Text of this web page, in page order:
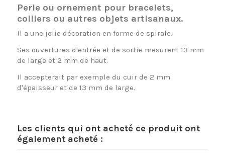
Perle ou ornement pour bracelets,
colliers ou autres objets artisanaux.
Il a une jolie décoration en forme de spirale.
Ses ouvertures d'entrée et de sortie mesurent 13 mm
de large et 2 mm de haut.
Il accepterait par exemple du cuir de 2 mm
d'épaisseur et de 13 mm de large.
Les clients qui ont acheté ce produit ont
également acheté :